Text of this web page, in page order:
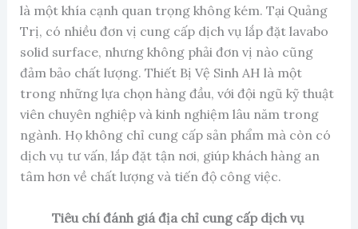
là một khía cạnh quan trọng không kém. Tại Quảng
Trị, có nhiều đơn vị cung cấp dịch vụ lắp đặt lavabo
solid surface, nhưng không phải đơn vị nào cũng
đảm bảo chất lượng. Thiết Bị Vệ Sinh AH là một
trong những lựa chọn hàng đầu, với đội ngũ kỹ thuật
viên chuyên nghiệp và kinh nghiệm lâu năm trong
ngành. Họ không chỉ cung cấp sản phẩm mà còn có
dịch vụ tư vấn, lắp đặt tận nơi, giúp khách hàng an
tâm hơn về chất lượng và tiến độ công việc.
Tiêu chí đánh giá địa chỉ cung cấp dịch vụ